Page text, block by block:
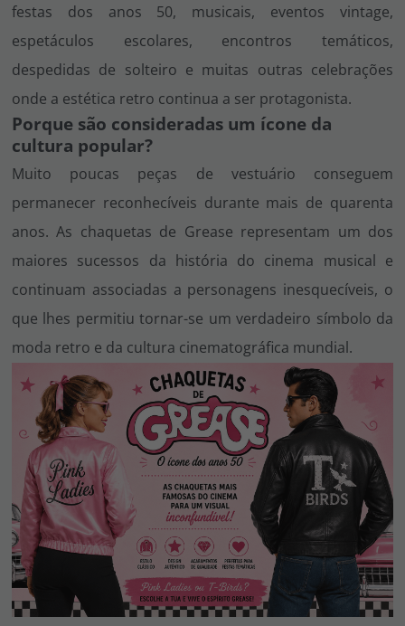
festas dos anos 50, musicais, eventos vintage,
espetáculos escolares, encontros temáticos,
despedidas de solteiro e muitas outras celebrações
onde a estética retro continua a ser protagonista.
Porque são consideradas um ícone da
cultura popular?
Muito poucas peças de vestuário conseguem
permanecer reconhecíveis durante mais de quarenta
anos. As chaquetas de Grease representam um dos
maiores sucessos da história do cinema musical e
continuam associadas a personagens inesquecíveis, o
que lhes permitiu tornar-se um verdadeiro símbolo da
moda retro e da cultura cinematográfica mundial.